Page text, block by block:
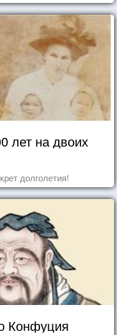
лет на двоих
долголетия!
Конфуция